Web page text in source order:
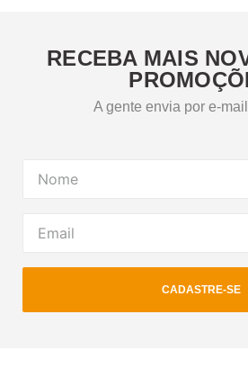
RECEBA MAIS
A gente envia por e-
CADASTRE-SE